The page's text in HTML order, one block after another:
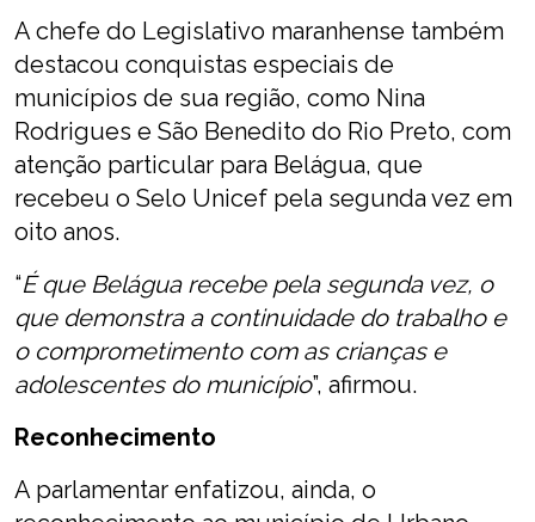
A chefe do Legislativo maranhense também
destacou conquistas especiais de
municípios de sua região, como Nina
Rodrigues e São Benedito do Rio Preto, com
atenção particular para Belágua, que
recebeu o Selo Unicef pela segunda vez em
oito anos.
“É que Belágua recebe pela segunda vez, o
que demonstra a continuidade do trabalho e
o comprometimento com as crianças e
adolescentes do município”, afirmou.
Reconhecimento
A parlamentar enfatizou, ainda, o